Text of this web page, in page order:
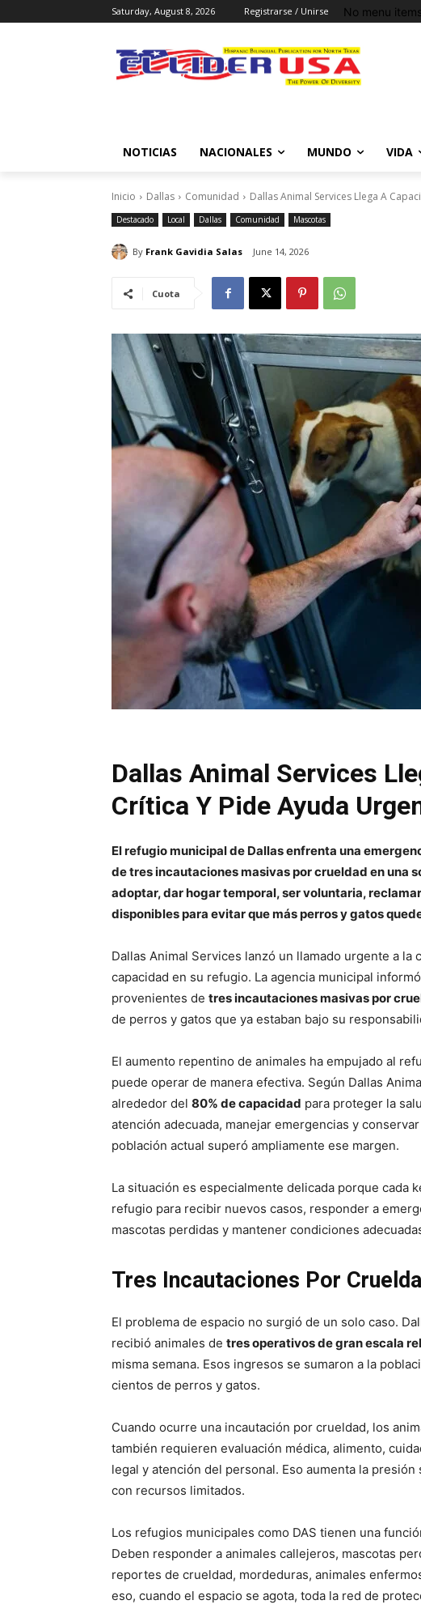
Saturday, August 8, 2026 Registrarse / Unirse No menu
NOTICIAS NACIONALES MUNDO VIDA
Inicio Dallas Comunidad Dallas Animal Services Llega A
Destacado Local Dallas Comunidad Mascotas
By Frank Gavidia Salas June 14, 2026
Cuota
Dallas Animal Services
Crítica Y Pide Ayuda
El refugio municipal de Dallas enfrenta una
de tres incautaciones masivas por crueldad en una
adoptar, dar hogar temporal, ser voluntaria,
disponibles para evitar que más perros y gatos
Dallas Animal Services lanzó un llamado urgente a
capacidad en su refugio. La agencia municipal
provenientes de tres incautaciones masivas por
de perros y gatos que ya estaban bajo su
El aumento repentino de animales ha empujado al
puede operar de manera efectiva. Según Dallas
alrededor del 80% de capacidad para proteger la
atención adecuada, manejar emergencias y
población actual superó ampliamente ese margen.
La situación es especialmente delicada porque cada
refugio para recibir nuevos casos, responder a
mascotas perdidas y mantener condiciones
Tres Incautaciones Por
El problema de espacio no surgió de un solo caso.
recibió animales de tres operativos de gran escala
misma semana. Esos ingresos se sumaron a la
cientos de perros y gatos.
Cuando ocurre una incautación por crueldad, los
también requieren evaluación médica, alimento,
legal y atención del personal. Eso aumenta la
con recursos limitados.
Los refugios municipales como DAS tienen una
Deben responder a animales callejeros, mascotas
reportes de crueldad, mordeduras, animales
eso, cuando el espacio se agota, toda la red de